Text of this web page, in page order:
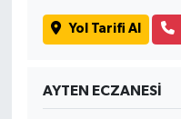
Yol Tarifi Al
AYTEN ECZANESİ